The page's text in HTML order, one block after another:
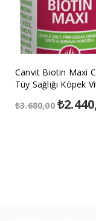
Canvit Biotin Maxi
Tüy Sağlığı Köpek
₺3.680,00 Orijinal
fiyat:
₺